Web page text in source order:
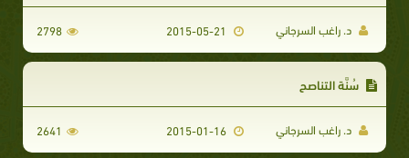
د. راغب السرجاني 2798
سُنَّة التناصح
د. راغب السرجاني 2015-01-16
2641